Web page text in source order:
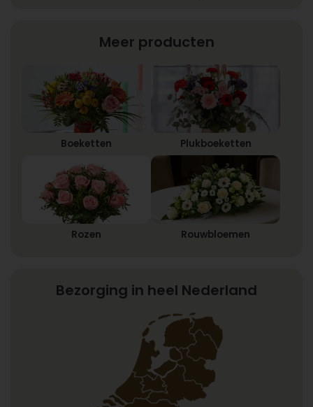
Meer producten
Boeketten Plukboeketten
Rozen Rouwbloemen
Bezorging in heel Nederland